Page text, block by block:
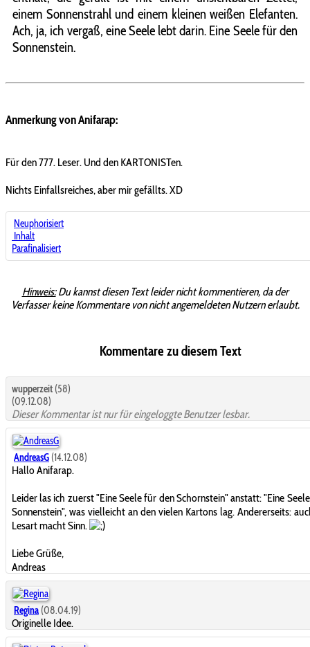
Anmerkung von Anifarap:
Für den 777. Leser. Und den KARTONISTen.
Nichts Einfallsreiches, aber mir gefällts. XD
Neuphorisiert
Inhalt
Parafinalisiert
Hinweis:Du kannst diesen Text leider nicht kommentieren, da der
Verfasser keine Kommentare von nicht angemeldeten Nutzern erlaubt.
Kommentare zu diesem Text
wupperzeit (58)
(09.12.08)
Dieser Kommentar ist nur für eingeloggte Benutzer lesbar.
AndreasG (14.12.08)
Hallo Anifarap.
Leider las ich zuerst "Eine Seele für den Schornstein" anstatt: "Eine
Sonnenstein", was vielleicht an den vielen Kartons lag. Andererseits:
Lesart macht Sinn.
Liebe Grüße,
Andreas
Regina (08.04.19)
Originelle Idee.